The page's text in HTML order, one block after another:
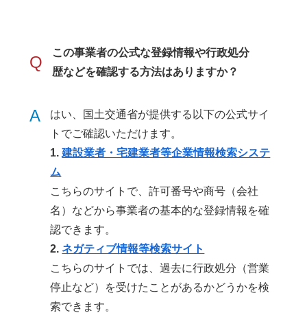
Q
この事業者の公式な登録情報や行政処分
歴などを確認する方法はありますか？
A
はい、国土交通省が提供する以下の公式サイ
トでご確認いただけます。
1.建設業者・宅建業者等企業情報検索システ
ム
こちらのサイトで、許可番号や商号（会社
名）などから事業者の基本的な登録情報を確
認できます。
2.ネガティブ情報等検索サイト
こちらのサイトでは、過去に行政処分（営業
停止など）を受けたことがあるかどうかを検
索できます。